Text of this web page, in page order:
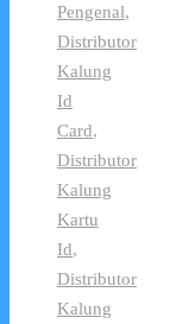
Pengenal,
Distributor
Kalung
Id
Card,
Distributor
Kalung
Kartu
Id,
Distributor
Kalung